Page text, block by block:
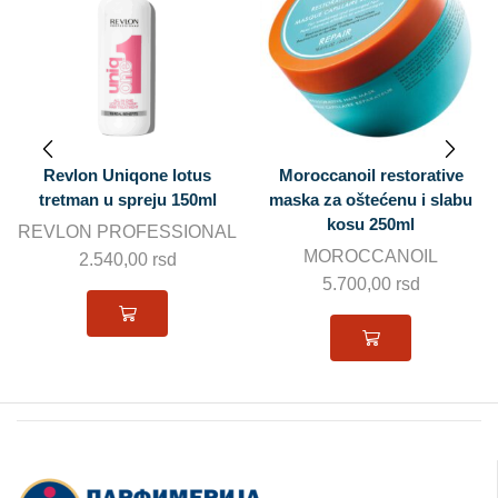
Moroccanoil restorative
maska za oštećenu i slabu
kosu 250ml
MOROCCANOIL
Moroccanoil Hair Mask
intese hydrating 30ml
MOROCCANOIL
900,00rsd 675,00